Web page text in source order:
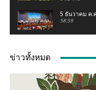
5 ธันวาคม ค.
58:59
02:07:05
เชอรี่ ส่งกำลั
จ.น่าน #เชอรี่
04:11
ข่าวทั้งหมด